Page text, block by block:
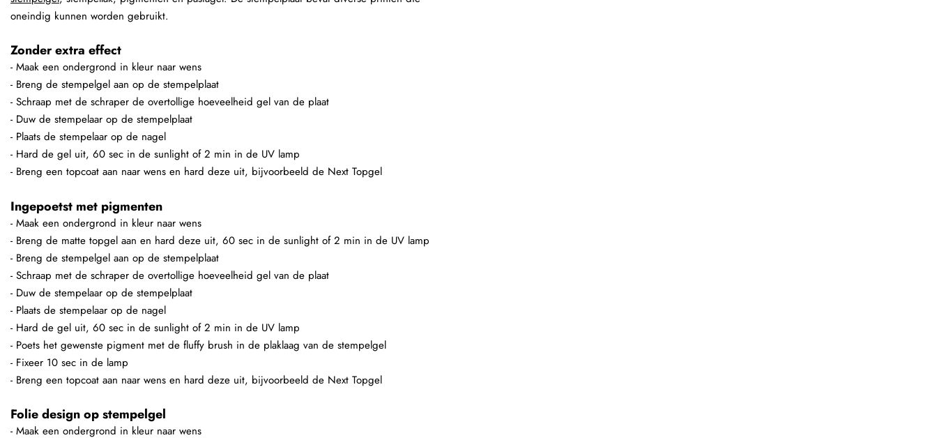
oneindig kunnen worden gebruikt.
Zonder extra effect
- Maak een ondergrond in kleur naar wens
- Breng de stempelgel aan op de stempelplaat
- Schraap met de schraper de overtollige hoeveelheid gel van de plaat
- Duw de stempelaar op de stempelplaat
- Plaats de stempelaar op de nagel
- Hard de gel uit, 60 sec in de sunlight of 2 min in de UV lamp
- Breng een topcoat aan naar wens en hard deze uit, bijvoorbeeld de Next Topgel
Ingepoetst met pigmenten
- Maak een ondergrond in kleur naar wens
- Breng de matte topgel aan en hard deze uit, 60 sec in de sunlight of 2 min in de UV lamp
- Breng de stempelgel aan op de stempelplaat
- Schraap met de schraper de overtollige hoeveelheid gel van de plaat
- Duw de stempelaar op de stempelplaat
- Plaats de stempelaar op de nagel
- Hard de gel uit, 60 sec in de sunlight of 2 min in de UV lamp
- Poets het gewenste pigment met de fluffy brush in de plaklaag van de stempelgel
- Fixeer 10 sec in de lamp
- Breng een topcoat aan naar wens en hard deze uit, bijvoorbeeld de Next Topgel
Folie design op stempelgel
- Maak een ondergrond in kleur naar wens